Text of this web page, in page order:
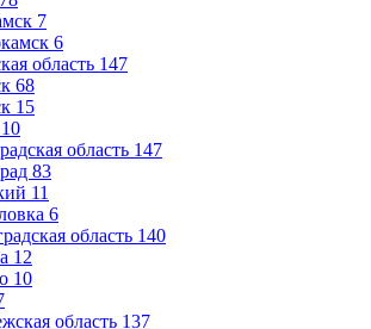
7
6
область 147
68
15
10
область 147
83
11
6
область 140
12
10
область 137